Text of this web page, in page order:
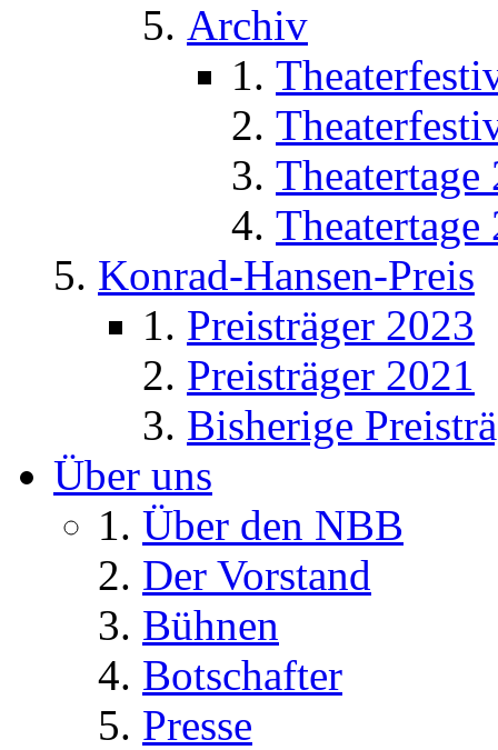
Archiv
Theatertage
Theatertage
Konrad-Hansen-Preis
Preisträger 2023
Preisträger 2021
Bisherige
Über uns
Über den NBB
Der Vorstand
Bühnen
Botschafter
Presse